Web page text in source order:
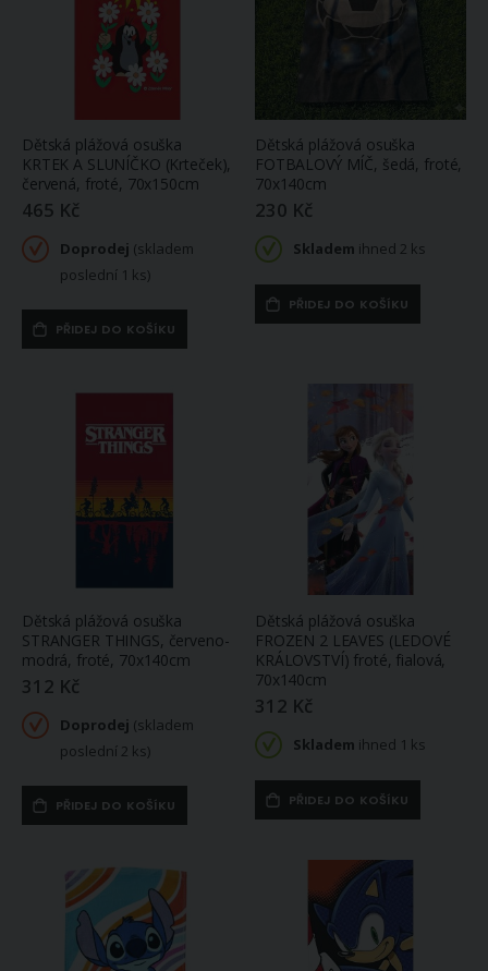
Dětská plážová osuška
KRTEK A SLUNÍČKO (Krteček),
červená, froté, 70x150cm
465 Kč
Doprodej (skladem
poslední 1 ks)
PŘIDEJ DO KOŠÍKU
Dětská plážová osuška
FOTBALOVÝ MÍČ, šedá, froté,
70x140cm
230 Kč
Skladem ihned 2 ks
PŘIDEJ DO KOŠÍKU
Dětská plážová osuška
STRANGER THINGS, červeno-
modrá, froté, 70x140cm
312 Kč
Doprodej (skladem
poslední 2 ks)
PŘIDEJ DO KOŠÍKU
Dětská plážová osuška
FROZEN 2 LEAVES (LEDOVÉ
KRÁLOVSTVÍ) froté, fialová,
70x140cm
312 Kč
Skladem ihned 1 ks
PŘIDEJ DO KOŠÍKU